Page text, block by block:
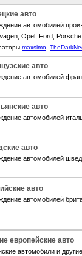
авто
автомобилей
Opel, Ford,
maxsimo
авто
автомобилей
авто
автомобилей
авто
автомобилей
авто
автомобилей
европейские авто
автомобили и